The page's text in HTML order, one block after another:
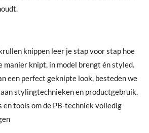
knippen leer je stap voor stap hoe
manier knipt, in model brengt én styled.
een perfect geknipte look, besteden we
stylingtechnieken en productgebruik.
en tools om de PB-techniek volledig